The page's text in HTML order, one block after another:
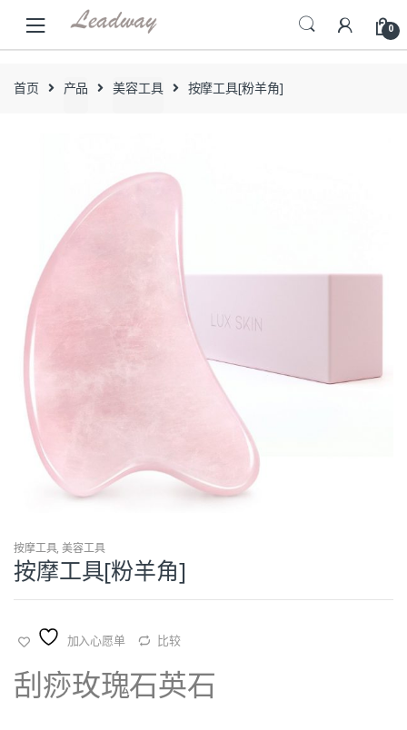
navigation
content
0
首页 产品 美容工具 按摩工具[粉羊角]
按摩工具,美容工具
按摩工具[粉羊角]
加入心愿单 比较
刮痧玫瑰石英石